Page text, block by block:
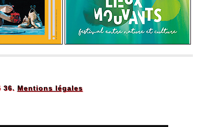
36. Mentions légales